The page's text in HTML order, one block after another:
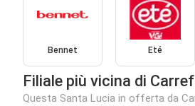
Bennet Eté
Filiale più vicina di
Questa Santa Lucia in offerta da